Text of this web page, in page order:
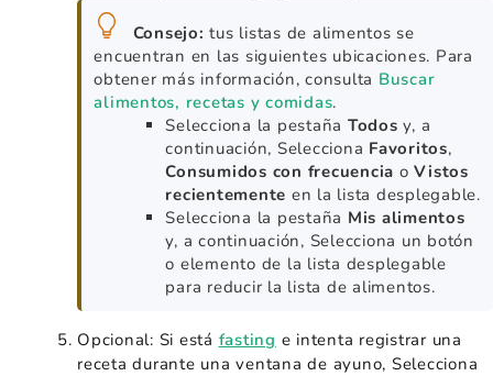
Consejo: tus listas de alimentos se
encuentran en las siguientes ubicaciones. Para
obtener más información, consulta Buscar
alimentos, recetas y comidas.
Selecciona la pestaña Todos y, a
continuación, Selecciona Favoritos,
Consumidos con frecuencia oVistos
recientemente en la lista desplegable.
Selecciona la pestaña Mis alimentos
y, a continuación, Selecciona un botón
o elemento de la lista desplegable
para reducir la lista de alimentos.
Opcional: Si está fasting e intenta registrar una
receta durante una ventana de ayuno, Selecciona